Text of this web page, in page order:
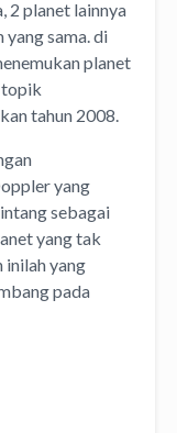
2 planet lainnya
sama. di
planet
topik
tahun 2008.
yang
sebagai
yang tak
inilah yang
pada